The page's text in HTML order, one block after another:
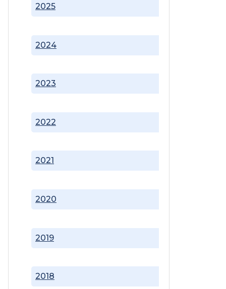
2018
2019
2020
2021
2022
2023
2024
2025